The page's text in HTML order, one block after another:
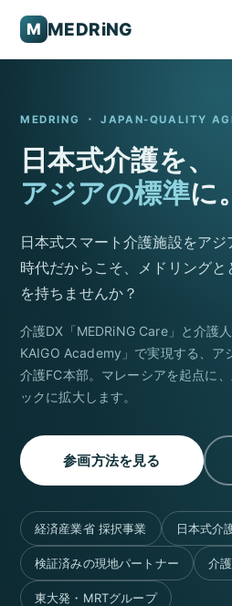
M MEDRiNG
MEDRING ・ JAPAN-QUALITY
日本式介護を、
アジアの標準に。
日本式スマート介護施設をア
時代だからこそ、メドリング
を持ちませんか？
介護DX「MEDRiNG Care」と介護
KAIGO Academy」で実現する、ア
介護FC本部。マレーシアを起点に
ックに拡大します。
参画方法を見る
経済産業省 採択事業 日本式介
検証済みの現地パートナー 介
東大発・MRTグループ